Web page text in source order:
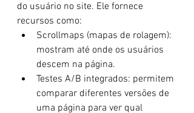
do usuário no site. Ele fornece
recursos como:
Scrollmaps (mapas de rolagem):
mostram até onde os usuários
descem na página.
Testes A/B integrados: permitem
comparar diferentes versões de
uma página para ver qual